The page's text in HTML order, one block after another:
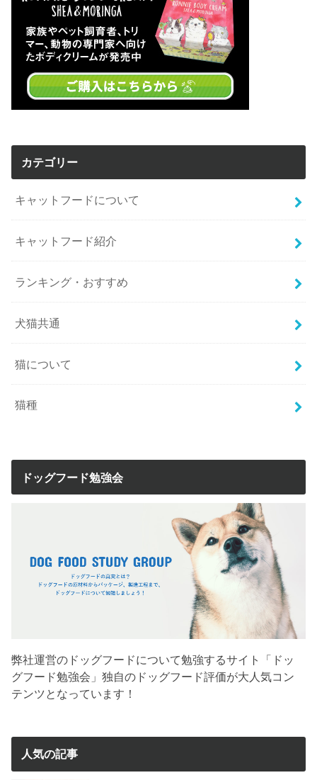
カテゴリー
キャットフードについて
キャットフード紹介
ランキング・おすすめ
犬猫共通
猫について
猫種
ドッグフード勉強会
弊社運営のドッグフードについて勉強するサイト「ドッ
グフード勉強会」独自のドッグフード評価が大人気コン
テンツとなっています！
人気の記事